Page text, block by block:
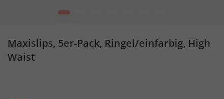
1
Maxislips, 5er-Pack, Ringel/einfarbig, High
Waist